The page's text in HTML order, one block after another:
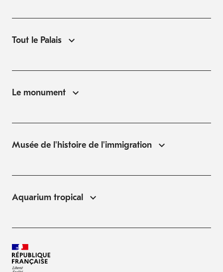
Tout le Palais
Le monument
Musée de l'histoire de l'immigration
Aquarium tropical